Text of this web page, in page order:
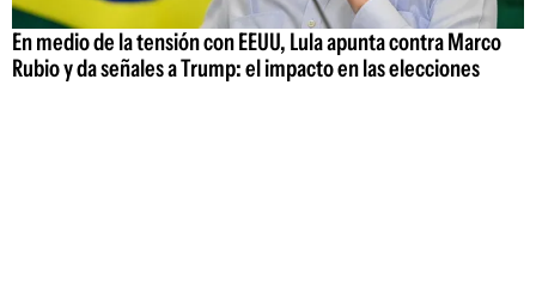
En medio de la tensión con EEUU, Lula apunta contra Marco
Rubio y da señales a Trump: el impacto en las elecciones